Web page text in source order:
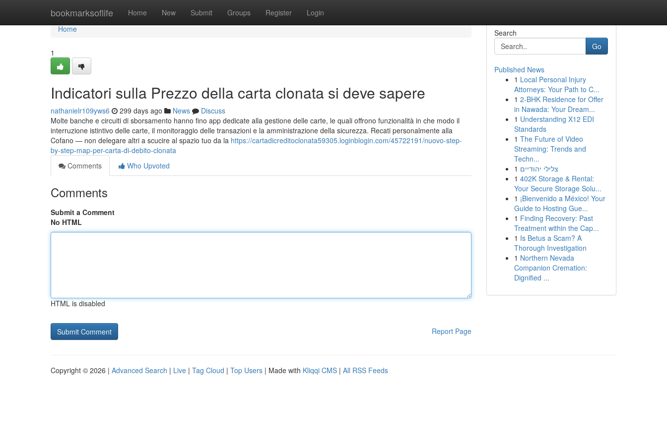
bookmarksoflife Home New Submit Groups Register Login
Home
Home
1
Indicatori sulla Prezzo della carta clonata si deve sapere
nathanielr109yws6 299 days ago News
Discuss
Molte banche e circuiti di sborsamento hanno fino app dedicate alla gestione delle carte, le quali offrono funzionalità in che modo il
interruzione istintivo delle carte, il monitoraggio delle transazioni e la amministrazione della sicurezza. Recati personalmente alla
Cofano — non delegare altri a scucire al spazio tuo da la https://cartadicreditoclonata59305.loginblogin.com/45722191/nuovo-step-
by-step-map-per-carta-di-debito-clonata
Comments
Who Upvoted
Comments
Submit a Comment
No HTML
HTML is disabled
Report Page
Search
Go
Published News
1 Local Personal Injury
Attorneys: Your Path to C...
1 2-BHK Residence for Offer
in Nawada: Your Dream...
1 Understanding X12 EDI
Standards
1 The Future of Video
Streaming: Trends and
Techn...
1 צלילי יהודיים
1 402K Storage & Rental:
Your Secure Storage Solu...
1 ¡Bienvenido a México! Your
Guide to Hosting Gue...
1 Finding Recovery: Past
Treatment within the Cap...
1 Is Betus a Scam? A
Thorough Investigation
1 Northern Nevada
Companion Cremation:
Dignified ...
Copyright © 2026 | Advanced Search | Live | Tag Cloud | Top Users | Made with Kliqqi CMS | All RSS Feeds